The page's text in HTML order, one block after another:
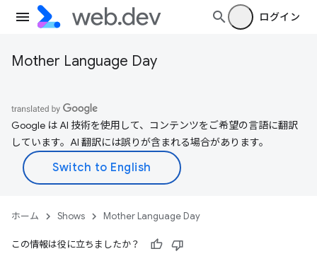
ログイン
Mother Language Day
Google は AI 技術を使用して、コンテンツをご希望の言語に翻訳
しています。AI 翻訳には誤りが含まれる場合があります。
ホーム Shows Mother Language Day
この情報は役に立ちましたか？